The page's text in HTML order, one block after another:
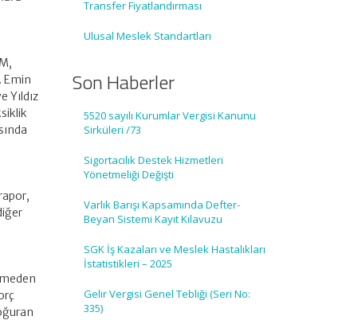
Emin
Yıldız
Transfer Fiyatlandırması
Ulusal Meslek Standartları
Son Haberler
5520 sayılı Kurumlar Vergisi Kanunu
Sirküleri /73
Sigortacılık Destek Hizmetleri
Yönetmeliği Değişti
Varlık Barışı Kapsamında Defter-
Beyan Sistemi Kayıt Kılavuzu
SGK İş Kazaları ve Meslek Hastalıkları
İstatistikleri – 2025
Gelir Vergisi Genel Tebliği (Seri No:
335)